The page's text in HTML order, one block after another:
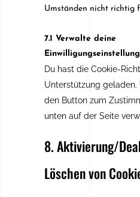
Umständen nicht richtig
7.1 Verwalte deine
Du hast die Cookie-
Unterstützung geladen.
den Button zum
unten auf der Seite
8. Aktivierung/
Löschen von